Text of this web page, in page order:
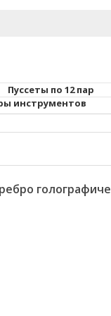
Пуссеты по 12 пар
инструментов